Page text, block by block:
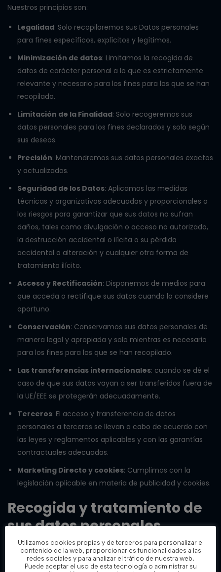
Nuestros principios son:
Legalidad: Solo recopilaremos sus Datos personales
para fines específicos, explícitos y legítimos.
Minimización de datos: Limitamos la recogida de
datos de carácter personal a lo que es estrictamente
relevante y necesario para los fines para los que se han
recopilado.
Limitación de la Finalidad: Solo recogeremos sus
datos personales para los fines declarados y solo según
sus deseos.
Precisión: Mantendremos sus datos personales exactos
y actualizados.
Seguridad de los Datos: Aplicamos las medidas
técnicas y organizativas adecuadas y proporcionales a
los riesgos para garantizar que sus datos no sufran
daños, tales como divulgación o acceso no autorizado,
la destrucción accidental o ilícita o su pérdida
accidental o alteración y cualquier otra forma de
tratamiento ilícito.
Acceso y Rectificación: Disponemos de medios para
que acceda o rectifique sus datos cuando lo considere
oportuno.
Conservación: Conservamos sus datos personales de
manera legal y apropiada y solo mientras es necesario
para los fines para los que se han recopilado.
Las transferencias internacionales: cuando se dé el
caso de que sus datos vayan a ser transferidos fuera de
la UE/EEE se protegerán adecuadamente.
Terceros: El acceso y transferencia de datos
personales a terceros se llevan a cabo de acuerdo con
las leyes y reglamentos aplicables y con las garantías
contractuales adecuadas.
Marketing Directo y cookies: Cumplimos con la
legislación aplicable en materia de publicidad y cookies.
Recogida y tratamiento de
sus datos personales
Las tipos de datos que se pueden solicitar y tratar son:
Datos de carácter identificativo.
Utilizamos cookies propias y de terceros para personalizar el
contenido de la web, proporcionarles funcionalidades a las
redes sociales y para analizar el tráfico de nuestra web.
Puede aceptar el uso de esta tecnología o administrar su